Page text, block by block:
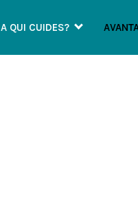
A QUI CUIDES?